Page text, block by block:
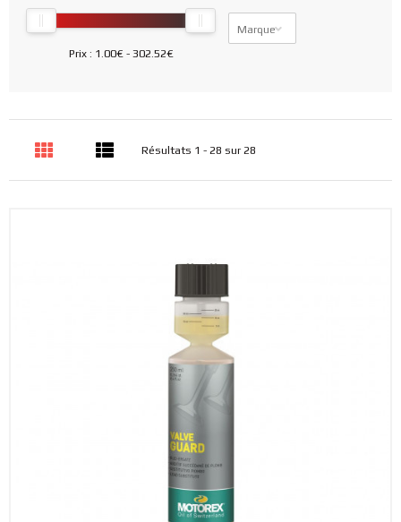
Prix : 1.00€- 302.52€
Marque
Résultats 1 - 28 sur 28